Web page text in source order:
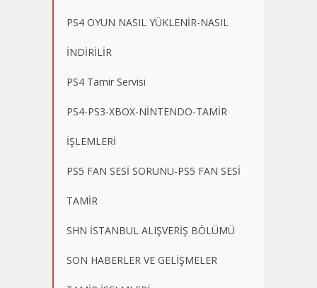
PS4 OYUN NASIL YÜKLENİR-NASIL
İNDİRİLİR
PS4 Tamir Servisi
PS4-PS3-XBOX-NİNTENDO-TAMİR
İŞLEMLERİ
PS5 FAN SESİ SORUNU-PS5 FAN SESİ
TAMİR
SHN İSTANBUL ALIŞVERİŞ BÖLÜMÜ
SON HABERLER VE GELİŞMELER